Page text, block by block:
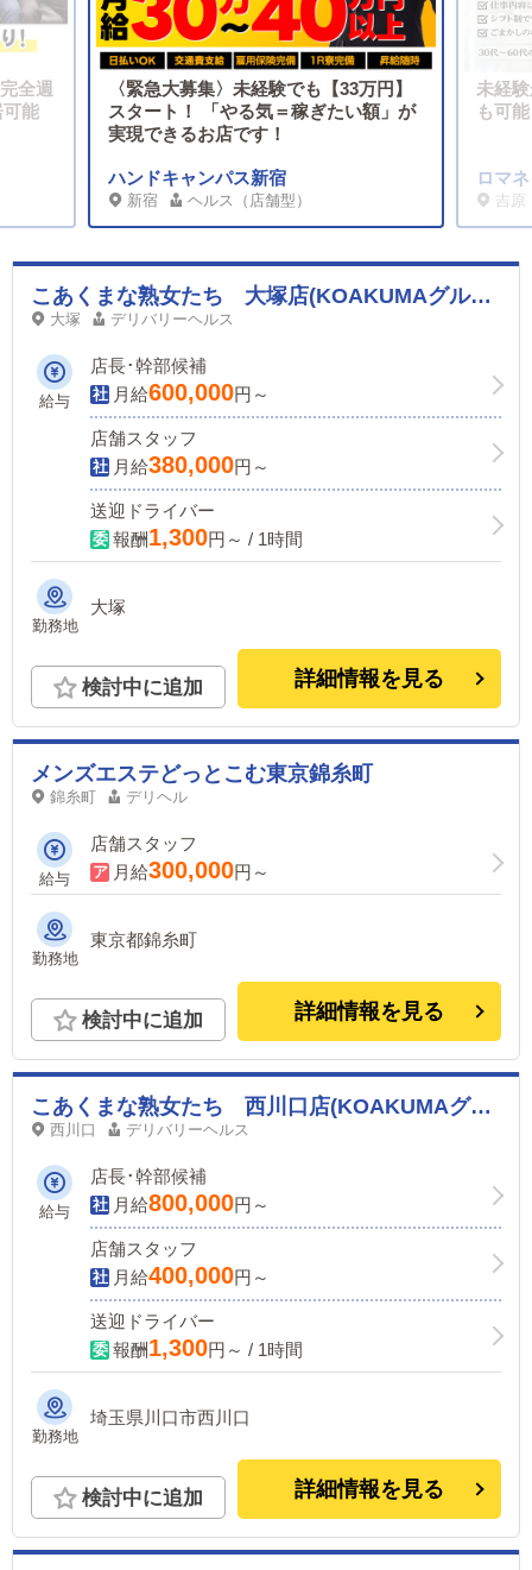
全週
能
〈緊急大募集〉未経験でも【33万円】
スタート！ 「やる気＝稼ぎたい額」が
実現できるお店です！
ハンドキャンパス新宿
新宿 ヘルス（店舗型）
未経
も可能
ロマ
吉原
こあくまな熟女たち 大塚店(KOAKUMAグループ)
大塚 デリバリーヘルス
給与
店長･幹部候補
月給600,000円～
店舗スタッフ
月給380,000円～
送迎ドライバー
報酬1,300円～ / 1時間
勤務地
大塚
検討中に追加 詳細情報を見る
メンズエステどっとこむ東京錦糸町
錦糸町 デリヘル
給与
店舗スタッフ
月給300,000円～
勤務地
東京都錦糸町
検討中に追加 詳細情報を見る
こあくまな熟女たち 西川口店(KOAKUMAグループ)
西川口 デリバリーヘルス
給与
店長･幹部候補
月給800,000円～
店舗スタッフ
月給400,000円～
送迎ドライバー
報酬1,300円～ / 1時間
勤務地
埼玉県川口市西川口
検討中に追加 詳細情報を見る